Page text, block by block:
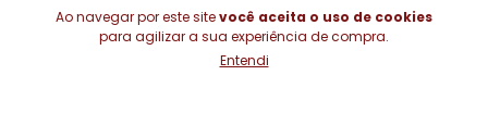
Ao navegar por este sitevocê aceita o uso de cookies
para agilizar a sua experiência de compra.
Entendi
Copyright Marcon Numismática - 47032098000122 - 2026. Todos os